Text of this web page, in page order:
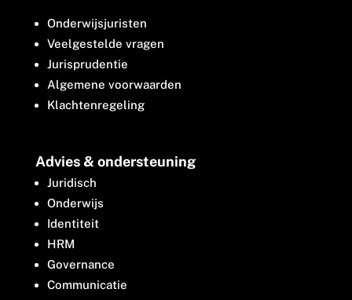
Onderwijsjuristen
Veelgestelde vragen
Jurisprudentie
Algemene voorwaarden
Klachtenregeling
Advies & ondersteuning
Juridisch
Onderwijs
Identiteit
HRM
Governance
Communicatie